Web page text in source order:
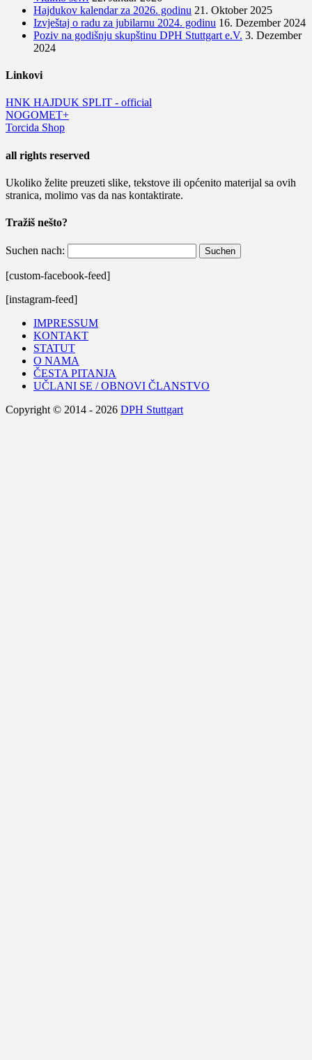
Hajdukov kalendar za 2026. godinu 21. Oktober 2025
Izvještaj o radu za jubilarnu 2024. godinu 16. Dezember 2024
Poziv na godišnju skupštinu DPH Stuttgart e.V. 3. Dezember
2024
Linkovi
HNK HAJDUK SPLIT - official
NOGOMET+
Torcida Shop
all rights reserved
Ukoliko želite preuzeti slike, tekstove ili općenito materijal sa ovih
stranica, molimo vas da nas kontaktirate.
Tražiš nešto?
Suchen nach:
[custom-facebook-feed]
[instagram-feed]
IMPRESSUM
KONTAKT
STATUT
O NAMA
ČESTA PITANJA
UČLANI SE / OBNOVI ČLANSTVO
Copyright © 2014 - 2026 DPH Stuttgart